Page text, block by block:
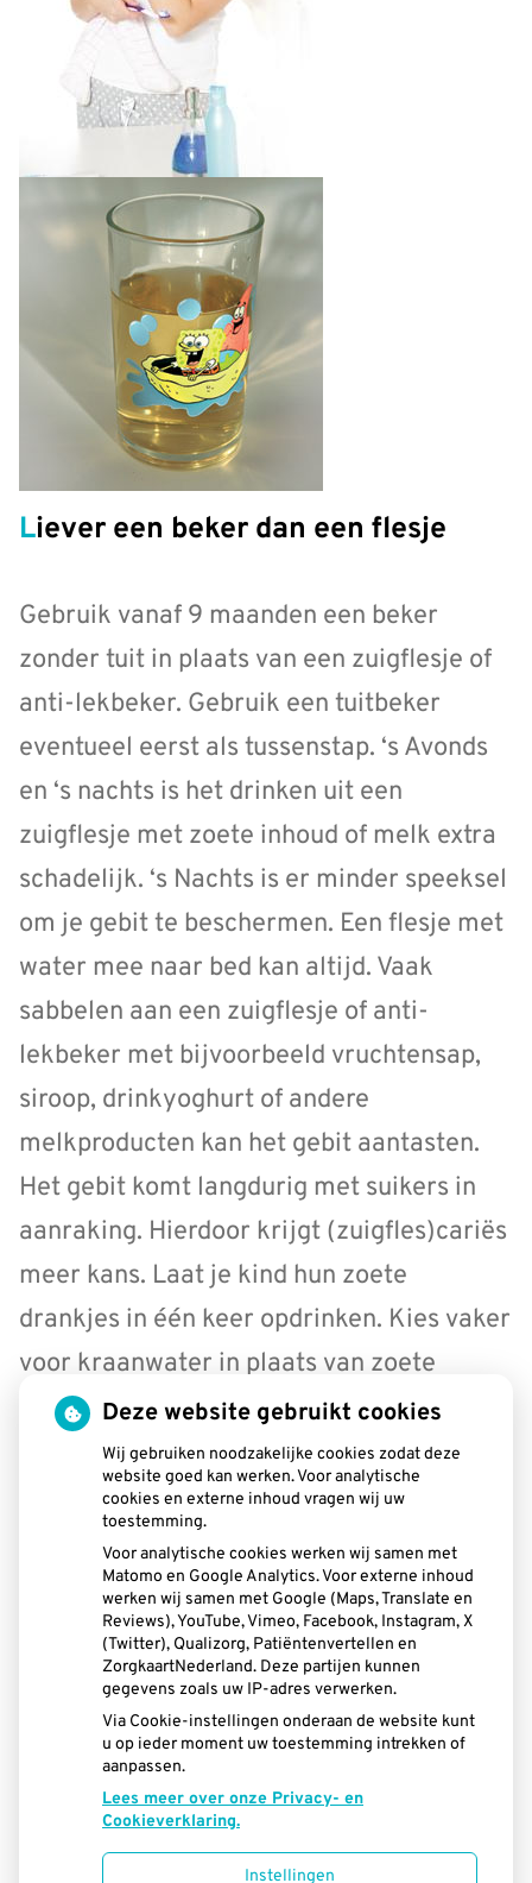
Liever een beker dan een flesje
Gebruik vanaf 9 maanden een beker
zonder tuit in plaats van een zuigflesje of
anti-lekbeker. Gebruik een tuitbeker
eventueel eerst als tussenstap. ‘s Avonds
en ‘s nachts is het drinken uit een
zuigflesje met zoete inhoud of melk extra
schadelijk. ‘s Nachts is er minder speeksel
om je gebit te beschermen. Een flesje met
water mee naar bed kan altijd. Vaak
sabbelen aan een zuigflesje of anti-
lekbeker met bijvoorbeeld vruchtensap,
siroop, drinkyoghurt of andere
melkproducten kan het gebit aantasten.
Het gebit komt langdurig met suikers in
aanraking. Hierdoor krijgt (zuigfles)cariës
meer kans. Laat je kind hun zoete
drankjes in één keer opdrinken. Kies vaker
voor kraanwater in plaats van zoete
dranken.
« Terug naar het overzicht
Deze website gebruikt cookies
Wij gebruiken noodzakelijke cookies zodat deze
website goed kan werken. Voor analytische
cookies en externe inhoud vragen wij uw
toestemming.
Voor analytische cookies werken wij samen met
Matomo en Google Analytics. Voor externe inhoud
werken wij samen met Google (Maps, Translate en
Reviews), YouTube, Vimeo, Facebook, Instagram, X
(Twitter), Qualizorg, Patiëntenvertellen en
ZorgkaartNederland. Deze partijen kunnen
gegevens zoals uw IP-adres verwerken.
Via Cookie-instellingen onderaan de website kunt
u op ieder moment uw toestemming intrekken of
aanpassen.
Lees meer over onze Privacy- en
Cookieverklaring.
Instellingen